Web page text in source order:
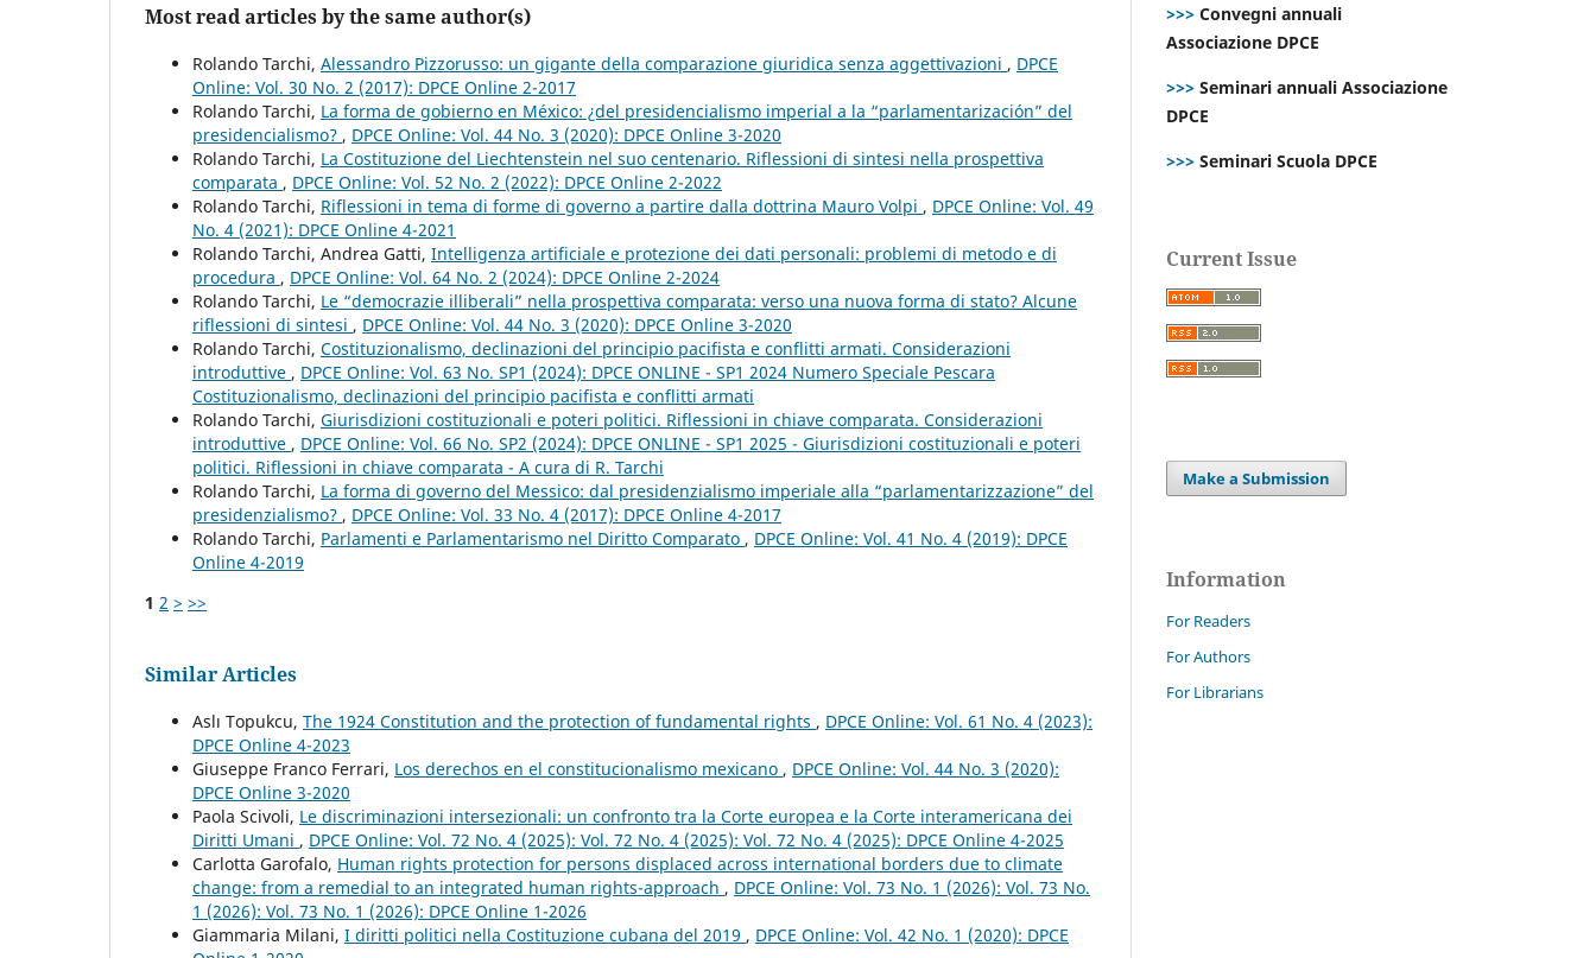
Most read articles by the same author(s)
Rolando Tarchi, Alessandro Pizzorusso: un gigante della comparazione giuridica senza aggettivazioni , DPCE
Online: Vol. 30 No. 2 (2017): DPCE Online 2-2017
Rolando Tarchi, La forma de gobierno en México: ¿del presidencialismo imperial a la “parlamentarización” del
presidencialismo? , DPCE Online: Vol. 44 No. 3 (2020): DPCE Online 3-2020
Rolando Tarchi, La Costituzione del Liechtenstein nel suo centenario. Riflessioni di sintesi nella prospettiva
comparata , DPCE Online: Vol. 52 No. 2 (2022): DPCE Online 2-2022
Rolando Tarchi, Riflessioni in tema di forme di governo a partire dalla dottrina Mauro Volpi , DPCE Online: Vol. 49
No. 4 (2021): DPCE Online 4-2021
Rolando Tarchi, Andrea Gatti, Intelligenza artificiale e protezione dei dati personali: problemi di metodo e di
procedura , DPCE Online: Vol. 64 No. 2 (2024): DPCE Online 2-2024
Rolando Tarchi, Le “democrazie illiberali” nella prospettiva comparata: verso una nuova forma di stato? Alcune
riflessioni di sintesi , DPCE Online: Vol. 44 No. 3 (2020): DPCE Online 3-2020
Rolando Tarchi, Costituzionalismo, declinazioni del principio pacifista e conflitti armati. Considerazioni
introduttive , DPCE Online: Vol. 63 No. SP1 (2024): DPCE ONLINE - SP1 2024 Numero Speciale Pescara
Costituzionalismo, declinazioni del principio pacifista e conflitti armati
Rolando Tarchi, Giurisdizioni costituzionali e poteri politici. Riflessioni in chiave comparata. Considerazioni
introduttive , DPCE Online: Vol. 66 No. SP2 (2024): DPCE ONLINE - SP1 2025 - Giurisdizioni costituzionali e poteri
politici. Riflessioni in chiave comparata - A cura di R. Tarchi
Rolando Tarchi, La forma di governo del Messico: dal presidenzialismo imperiale alla “parlamentarizzazione” del
presidenzialismo? , DPCE Online: Vol. 33 No. 4 (2017): DPCE Online 4-2017
Rolando Tarchi, Parlamenti e Parlamentarismo nel Diritto Comparato , DPCE Online: Vol. 41 No. 4 (2019): DPCE
Online 4-2019
1 2 > >>
Similar Articles
Aslı Topukcu, The 1924 Constitution and the protection of fundamental rights , DPCE Online: Vol. 61 No. 4 (2023):
DPCE Online 4-2023
Giuseppe Franco Ferrari, Los derechos en el constitucionalismo mexicano , DPCE Online: Vol. 44 No. 3 (2020):
DPCE Online 3-2020
Paola Scivoli, Le discriminazioni intersezionali: un confronto tra la Corte europea e la Corte interamericana dei
Diritti Umani , DPCE Online: Vol. 72 No. 4 (2025): Vol. 72 No. 4 (2025): Vol. 72 No. 4 (2025): DPCE Online 4-2025
Carlotta Garofalo, Human rights protection for persons displaced across international borders due to climate
change: from a remedial to an integrated human rights-approach , DPCE Online: Vol. 73 No. 1 (2026): Vol. 73 No.
1 (2026): Vol. 73 No. 1 (2026): DPCE Online 1-2026
Giammaria Milani, I diritti politici nella Costituzione cubana del 2019 , DPCE Online: Vol. 42 No. 1 (2020): DPCE
>>> Convegni annuali
Associazione DPCE
>>> Seminari annuali Associazione
DPCE
>>> Seminari Scuola DPCE
Current Issue
Make a Submission
Information
For Readers
For Authors
For Librarians